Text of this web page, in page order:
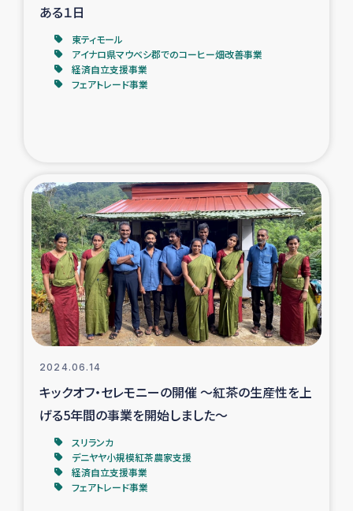
ガザ空爆被災者への食料支援と農家生産支援
ガザ地区における被災住民への緊急支援
ガザ地区酪農を通した女性グループの生計支援
ふりかけ普及と食生活改善による栄養改善事業
フェアトレード事業
女性の生計向上を通じた子どもの栄養改善事業
民際教育
ある１日
東ティモール
アイナロ県マウベシ郡でのコーヒー畑改善事業
経済自立支援事業
フェアトレード事業
2024.06.14
キックオフ・セレモニーの開催 ～紅茶の生産性を上
げる5年間の事業を開始しました～
スリランカ
デニヤヤ小規模紅茶農家支援
経済自立支援事業
フェアトレード事業